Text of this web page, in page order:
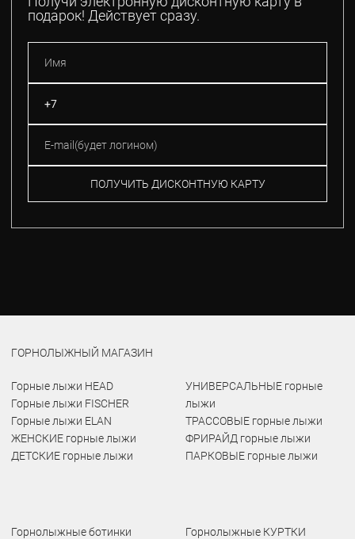
подарок! Действует сразу.
ПОЛУЧИТЬ ДИСКОНТНУЮ КАРТУ
ГОРНОЛЫЖНЫЙ МАГАЗИН
Горные лыжи HEAD
Горные лыжи FISCHER
Горные лыжи ELAN
ЖЕНСКИЕ горные лыжи
ДЕТСКИЕ горные лыжи
УНИВЕРСАЛЬНЫЕ горные
лыжи
ТРАССОВЫЕ горные лыжи
ФРИРАЙД горные лыжи
ПАРКОВЫЕ горные лыжи
Горнолыжные ботинки
Горнолыжные КУРТКИ